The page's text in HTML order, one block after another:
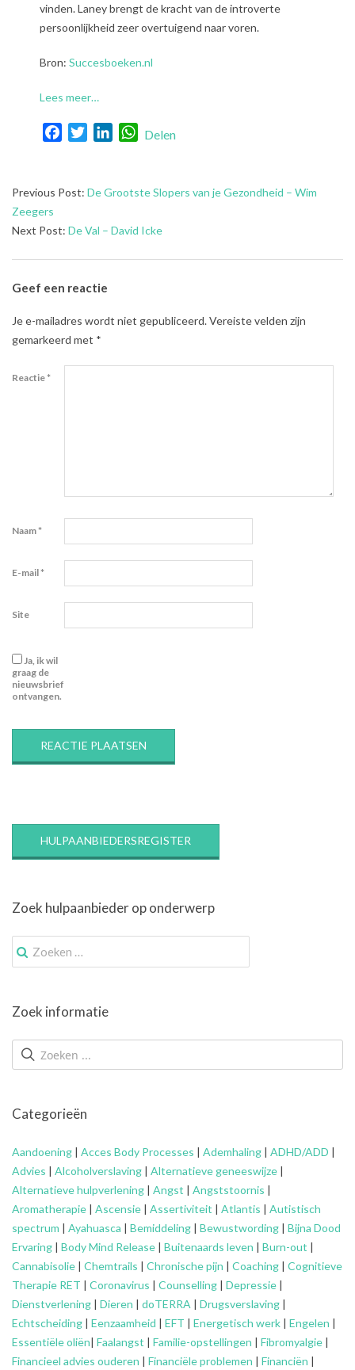
vinden. Laney brengt de kracht van de introverte
persoonlijkheid zeer overtuigend naar voren.
Bron: Succesboeken.nl
Lees meer…
FacebookTwitterLinkedInWhatsApp
Delen
2022-
07-
26
Previous Post: De Grootste Slopers van je Gezondheid – Wim
Zeegers
Next Post: De Val – David Icke
Geef een reactie
Je e-mailadres wordt niet gepubliceerd.Vereiste velden zijn
gemarkeerd met *
Reactie*
Naam*
E-mail*
Site
Ja, ik wil
graag de
nieuwsbrief
ontvangen.
HULPAANBIEDERSREGISTER
Zoek hulpaanbieder op onderwerp
Zoek
naar:
Zoek informatie
Categorieën
Aandoening | Acces Body Processes | Ademhaling | ADHD/ADD |
Advies | Alcoholverslaving | Alternatieve geneeswijze |
Alternatieve hulpverlening | Angst | Angststoornis |
Aromatherapie | Ascensie | Assertiviteit | Atlantis | Autistisch
spectrum | Ayahuasca | Bemiddeling | Bewustwording | Bijna Dood
Ervaring | Body Mind Release | Buitenaards leven | Burn-out |
Cannabisolie | Chemtrails | Chronische pijn | Coaching | Cognitieve
Therapie RET | Coronavirus | Counselling | Depressie |
Dienstverlening | Dieren | doTERRA | Drugsverslaving |
Echtscheiding | Eenzaamheid | EFT | Energetisch werk | Engelen |
Essentiële oliën| Faalangst | Familie-opstellingen | Fibromyalgie |
Financieel advies ouderen | Financiële problemen | Financiën |